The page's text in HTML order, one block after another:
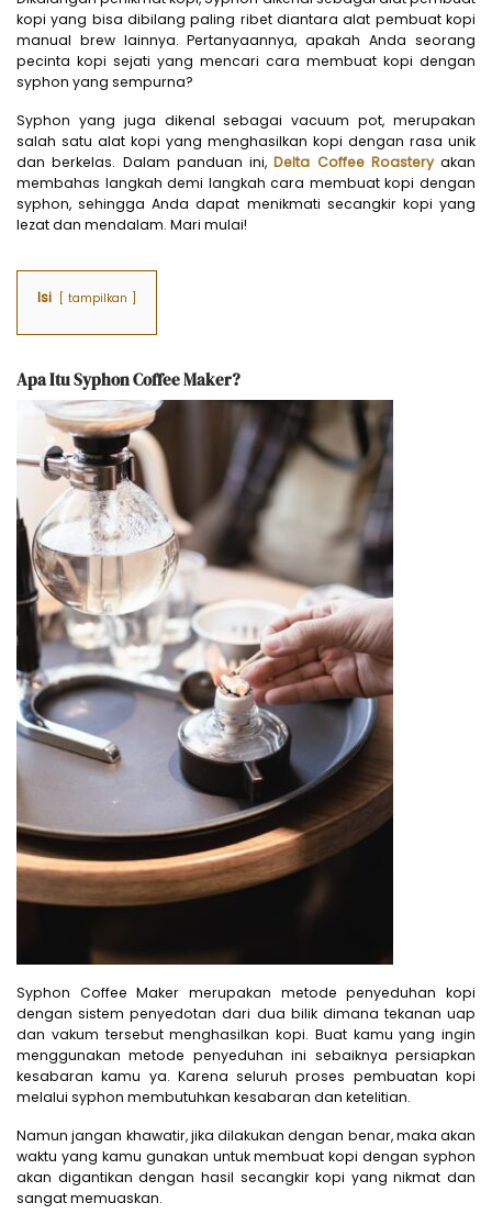
kopi yang bisa dibilang paling ribet diantara alat pembuat kopi
manual brew lainnya. Pertanyaannya, apakah Anda seorang
pecinta kopi sejati yang mencari cara membuat kopi dengan
syphon yang sempurna?
Syphon yang juga dikenal sebagai vacuum pot, merupakan
salah satu alat kopi yang menghasilkan kopi dengan rasa unik
dan berkelas. Dalam panduan ini,Delta Coffee Roasteryakan
membahas langkah demi langkah cara membuat kopi dengan
syphon, sehingga Anda dapat menikmati secangkir kopi yang
lezat dan mendalam. Mari mulai!
Isi tampilkan
Apa Itu Syphon Coffee Maker?
Syphon Coffee Maker merupakan metode penyeduhan kopi
dengan sistem penyedotan dari dua bilik dimana tekanan uap
dan vakum tersebut menghasilkan kopi. Buat kamu yang ingin
menggunakan metode penyeduhan ini sebaiknya persiapkan
kesabaran kamu ya. Karena seluruh proses pembuatan kopi
melalui syphon membutuhkan kesabaran dan ketelitian.
Namun jangan khawatir, jika dilakukan dengan benar, maka akan
waktu yang kamu gunakan untuk membuat kopi dengan syphon
akan digantikan dengan hasil secangkir kopi yang nikmat dan
sangat memuaskan.